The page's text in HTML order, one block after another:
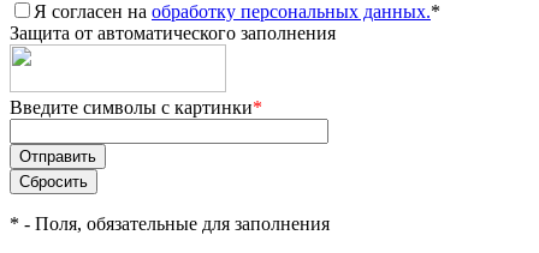
Я согласен на обработку персональных данных.*
Защита от автоматического заполнения
Введите символы с картинки*
* - Поля, обязательные для заполнения